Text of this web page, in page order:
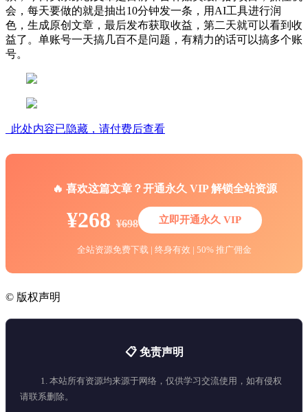
会，每天要做的就是抽出10分钟发一条，用AI工具进行润
色，生成原创文章，最后发布获取收益，第二天就可以看到收
益了。单账号一天搞几百不是问题，有精力的话可以搞多个账
号。
此处内容已隐藏，请付费后查看
🔥 喜欢这篇文章？开通永久 VIP 解锁全站资源
¥268 ¥698 立即开通永久 VIP
全站资源免费下载 | 终身有效 | 50% 推广佣金
© 版权声明
📋 免责声明
1. 本站所有资源均来源于网络，仅供学习交流使用，如有侵权
请联系删除。